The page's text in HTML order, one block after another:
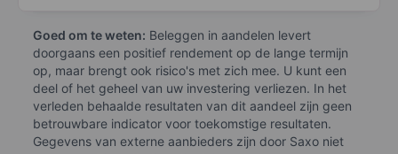
Goed om te weten: Beleggen in aandelen levert
doorgaans een positief rendement op de lange termijn
op, maar brengt ook risico's met zich mee. U kunt een
deel of het geheel van uw investering verliezen. In het
verleden behaalde resultaten van dit aandeel zijn geen
betrouwbare indicator voor toekomstige resultaten.
Gegevens van externe aanbieders zijn door Saxo niet